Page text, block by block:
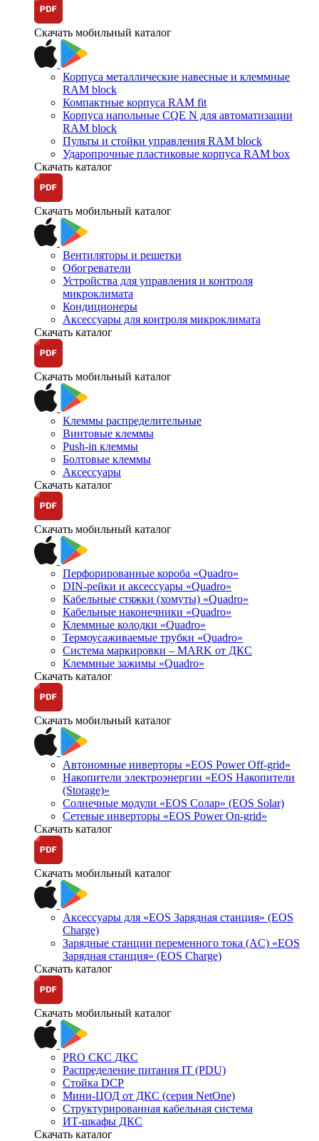
Скачать мобильный каталог
Корпуса металлические навесные и клеммные
RAM block
Компактные корпуса RAM fit
Корпуса напольные CQE N для автоматизации
RAM block
Пульты и стойки управления RAM block
Ударопрочные пластиковые корпуса RAM box
Скачать каталог
Скачать мобильный каталог
Вентиляторы и решетки
Обогреватели
Устройства для управления и контроля
микроклимата
Кондиционеры
Аксессуары для контроля микроклимата
Скачать каталог
Скачать мобильный каталог
Клеммы распределительные
Винтовые клеммы
Push-in клеммы
Болтовые клеммы
Аксессуары
Скачать каталог
Скачать мобильный каталог
Перфорированные короба «Quadro»
DIN-рейки и аксессуары «Quadro»
Кабельные стяжки (хомуты) «Quadro»
Кабельные наконечники «Quadro»
Клеммные колодки «Quadro»
Термоусаживаемые трубки «Quadro»
Система маркировки – MARK от ДКС
Клеммные зажимы «Quadro»
Скачать каталог
Скачать мобильный каталог
Автономные инверторы «EOS Power Off-grid»
Накопители электроэнергии «EOS Накопители
(Storage)»
Солнечные модули «EOS Солар» (EOS Solar)
Сетевые инверторы «EOS Power On-grid»
Скачать каталог
Скачать мобильный каталог
Аксессуары для «EOS Зарядная станция» (EOS
Charge)
Зарядные станции переменного тока (AC) «EOS
Зарядная станция» (EOS Charge)
Скачать каталог
Скачать мобильный каталог
PRO СКС ДКС
Распределение питания IT (PDU)
Стойка DCP
Мини-ЦОД от ДКС (серия NetOne)
Структурированная кабельная система
ИТ-шкафы ДКС
Скачать каталог